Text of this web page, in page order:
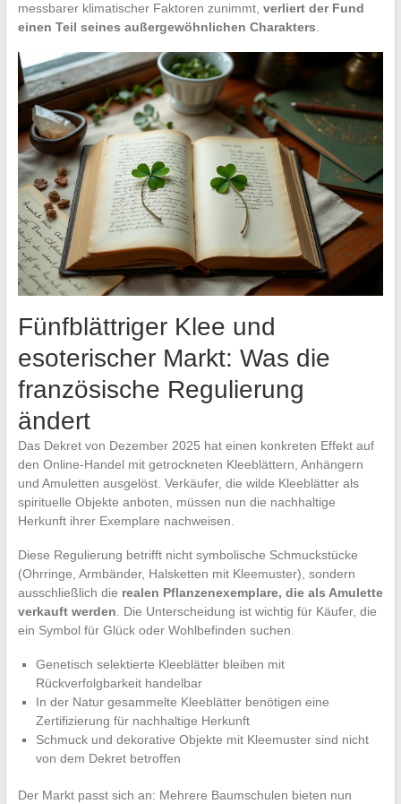
messbarer klimatischer Faktoren zunimmt, verliert der Fund
einen Teil seines außergewöhnlichen Charakters
Fünfblättriger Klee und
esoterischer Markt: Was die
französische Regulierung
ändert
Das Dekret von Dezember 2025 hat einen konkreten Effekt auf
den Online-Handel mit getrockneten Kleeblättern, Anhängern
und Amuletten ausgelöst. Verkäufer, die wilde Kleeblätter als
spirituelle Objekte anboten, müssen nun die nachhaltige
Herkunft ihrer Exemplare nachweisen.
Diese Regulierung betrifft nicht symbolische Schmuckstücke
(Ohrringe, Armbänder, Halsketten mit Kleemuster), sondern
ausschließlich die realen Pflanzenexemplare, die als Amulette
verkauft werden. Die Unterscheidung ist wichtig für Käufer, die
ein Symbol für Glück oder Wohlbefinden suchen.
Genetisch selektierte Kleeblätter bleiben mit
Rückverfolgbarkeit handelbar
In der Natur gesammelte Kleeblätter benötigen eine
Zertifizierung für nachhaltige Herkunft
Schmuck und dekorative Objekte mit Kleemuster sind nicht
von dem Dekret betroffen
Der Markt passt sich an: Mehrere Baumschulen bieten nun